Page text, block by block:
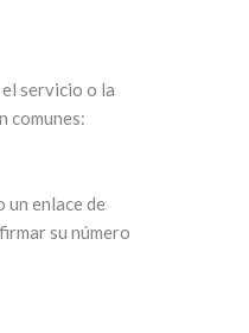
servicio o la
comunes:
enlace de
su número